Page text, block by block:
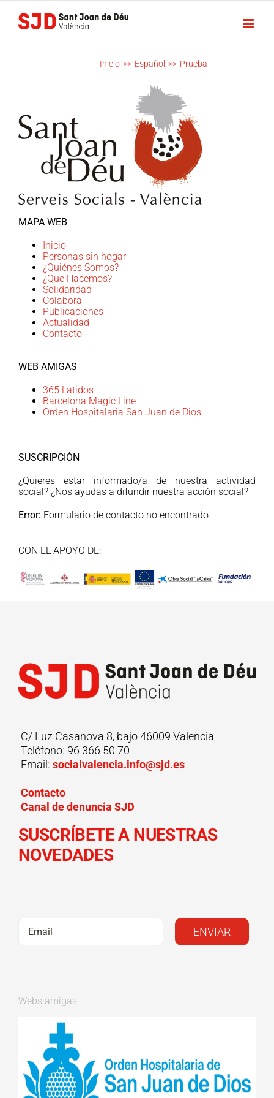
Saltar
contenido
Inicio >> Español >> Prueba
MAPA WEB
Inicio
Personas sin hogar
¿Quiénes Somos?
¿Que Hacemos?
Solidaridad
Colabora
Publicaciones
Actualidad
Contacto
WEB AMIGAS
365 Latidos
Barcelona Magic Line
Orden Hospitalaria San Juan de Dios
SUSCRIPCIÓN
¿Quieres estar informado/a de nuestra actividad
social? ¿Nos ayudas a difundir nuestra acción social?
Error: Formulario de contacto no encontrado.
CON EL APOYO DE:
C/ Luz Casanova 8, bajo 46009 Valencia
Teléfono: 96 366 50 70
Email:socialvalencia.info@sjd.es
Contacto
Canal de denuncia SJD
SUSCRÍBETE A NUESTRAS
NOVEDADES
Webs amigas